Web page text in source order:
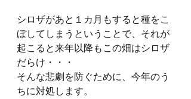
シロザがあと１カ月もすると種をこ
ぼしてしまうということで、それが
起こると来年以降もこの畑はシロザ
だらけ・・・
そんな悲劇を防ぐために、今年のう
ちに対処します。